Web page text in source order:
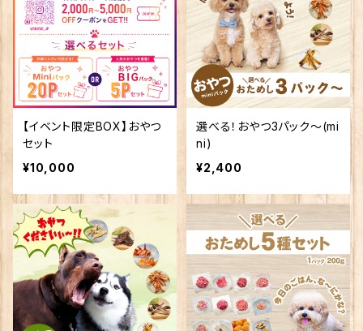
魚介類-Seafood-
鶏-Chicken-
魚介類-Seafood-
【イベント限定BOX】おやつ
セット
¥10,000
選べる！おやつ3パック～(mi
ni)
¥2,400